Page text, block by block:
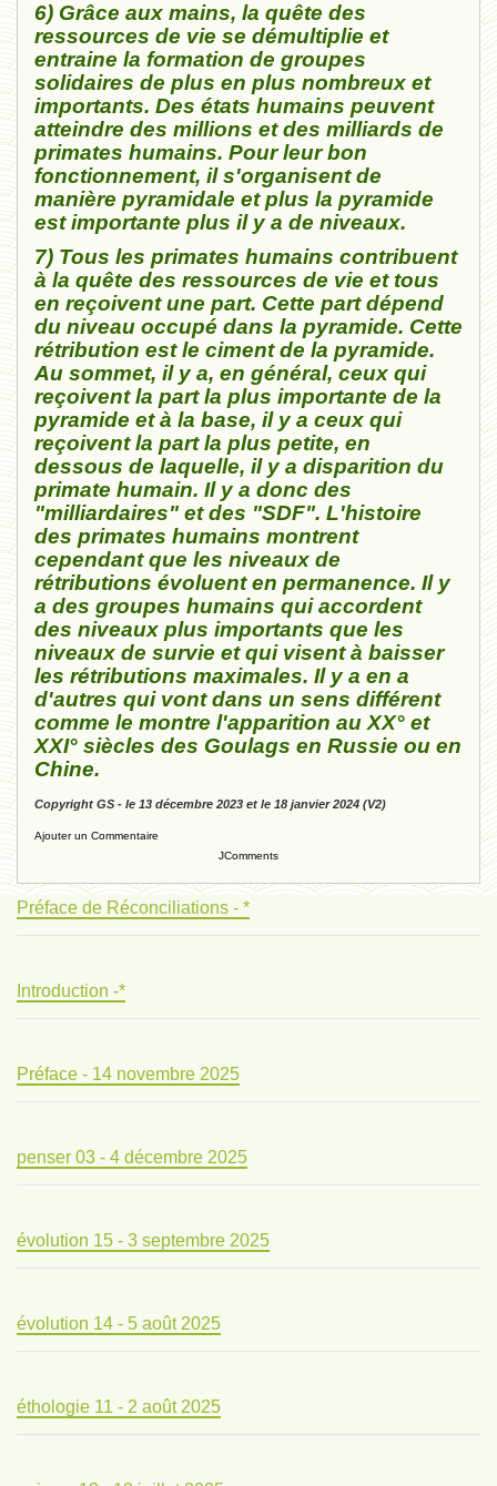
6) Grâce aux mains, la quête des
ressources de vie se démultiplie et
entraine la formation de groupes
solidaires de plus en plus nombreux et
importants. Des états humains peuvent
atteindre des millions et des milliards de
primates humains. Pour leur bon
fonctionnement, il s'organisent de
manière pyramidale et plus la pyramide
est importante plus il y a de niveaux.
7) Tous les primates humains contribuent
à la quête des ressources de vie et tous
en reçoivent une part. Cette part dépend
du niveau occupé dans la pyramide. Cette
rétribution est le ciment de la pyramide.
Au sommet, il y a, en général, ceux qui
reçoivent la part la plus importante de la
pyramide et à la base, il y a ceux qui
reçoivent la part la plus petite, en
dessous de laquelle, il y a disparition du
primate humain. Il y a donc des
"milliardaires" et des "SDF". L'histoire
des primates humains montrent
cependant que les niveaux de
rétributions évoluent en permanence. Il y
a des groupes humains qui accordent
des niveaux plus importants que les
niveaux de survie et qui visent à baisser
les rétributions maximales. Il y a en a
d'autres qui vont dans un sens différent
comme le montre l'apparition au XX° et
XXI° siècles des Goulags en Russie ou en
Chine.
Copyright GS - le 13 décembre 2023 et le 18 janvier 2024 (V2)
Ajouter un Commentaire
JComments
Préface de Réconciliations - *
Introduction -*
Préface - 14 novembre 2025
penser 03 - 4 décembre 2025
évolution 15 - 3 septembre 2025
évolution 14 - 5 août 2025
éthologie 11 - 2 août 2025